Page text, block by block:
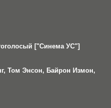
["Синема УС"]
Том Энсон, Байрон Измон,